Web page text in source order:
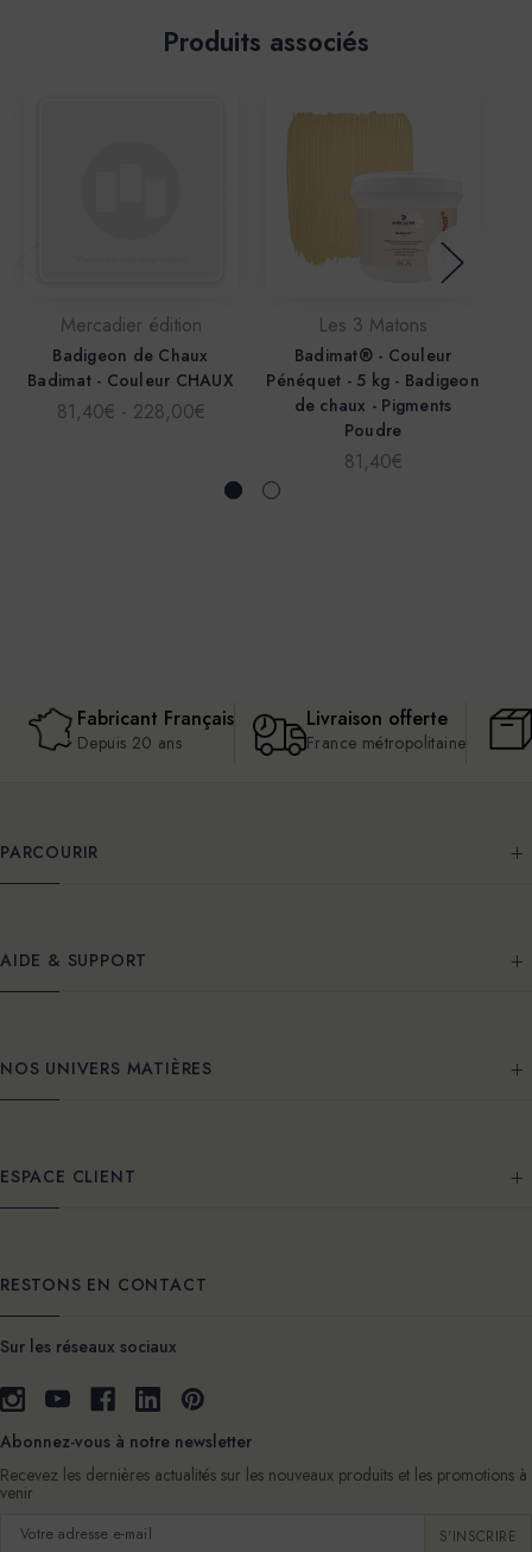
Produits associés
Mercadier édition
Badigeon de Chaux
Badimat - Couleur CHAUX
81,40€ - 228,00€
Les 3 Matons
Badimat® - Couleur
Pénéquet - 5 kg - Badigeon
de chaux - Pigments
Poudre
81,40€
Fabricant Français
Depuis 20 ans
Livraison offerte
France métropolitaine
PARCOURIR
AIDE & SUPPORT
NOS UNIVERS MATIÈRES
ESPACE CLIENT
RESTONS EN CONTACT
Sur les réseaux sociaux
Abonnez-vous à notre newsletter
Recevez les dernières actualités sur les nouveaux produits et les promotions à
venir
Adresse